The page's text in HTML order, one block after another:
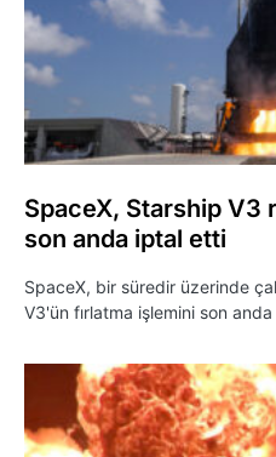
SpaceX, Starship V3
son anda iptal etti
SpaceX, bir süredir üzerinde
V3'ün fırlatma işlemini son